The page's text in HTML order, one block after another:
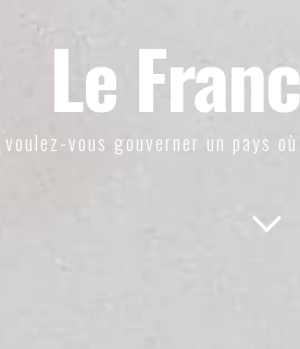
Le
voulez-vous gouverner un pays